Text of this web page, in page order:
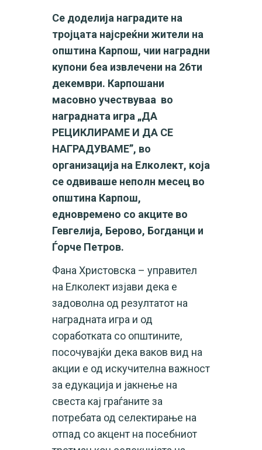
Се доделија наградите на
тројцата нaјсреќни жители на
општина Карпош, чии наградни
купони беа извлечени на 26ти
декември. Карпошани
масовно учествуваа во
наградната игра „ДА
РЕЦИКЛИРАМЕ И ДА СЕ
НАГРАДУВАМЕ”, во
организација на Елколект, која
се одвиваше неполн месец во
општина Карпош,
едновремено со акците во
Гевгелија, Берово, Богданци и
Ѓорче Петров.
Фана Христовска – управител
на Елколект изјави дека е
задоволна од резултатот на
наградната игра и од
соработката со општините,
посочувајќи дека ваков вид на
акции е од искучителна важност
за едукација и јакнење на
свеста кај граѓаните за
потребата од селектирање на
отпад со акцент на посебниот